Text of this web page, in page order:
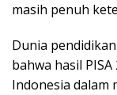
masih penuh
Dunia
bahwa hasil
Indonesia dalam